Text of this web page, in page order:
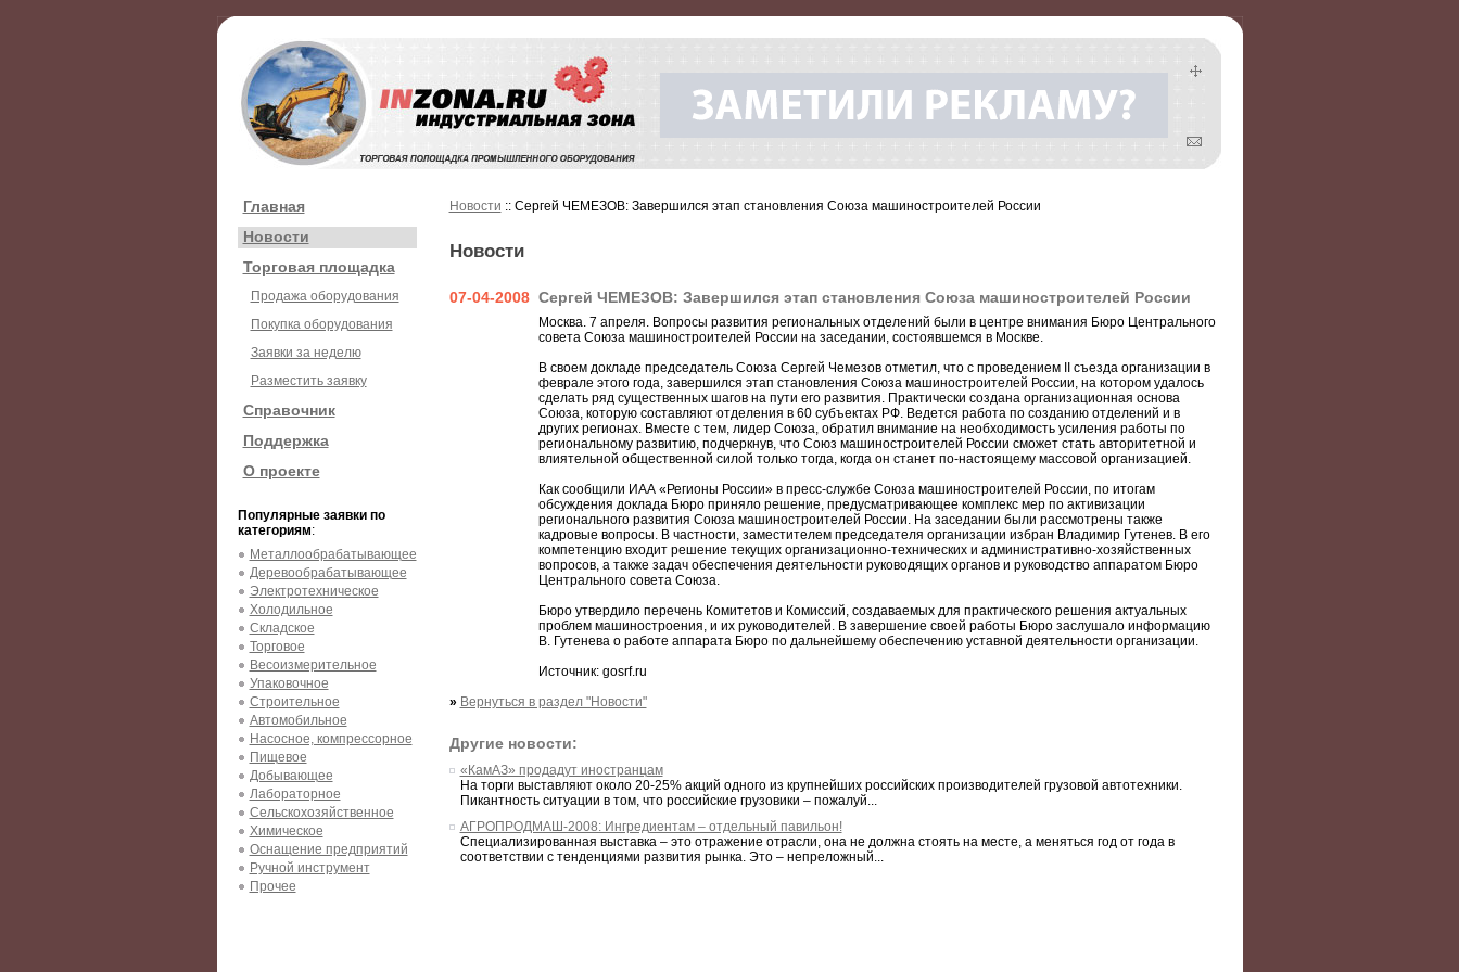
Главная
Новости
Торговая площадка
Продажа оборудования
Покупка оборудования
Заявки за неделю
Разместить заявку
Справочник
Поддержка
О проекте
Популярные заявки по
категориям:
Металлообрабатывающее
Деревообрабатывающее
Электротехническое
Холодильное
Складское
Торговое
Весоизмерительное
Упаковочное
Строительное
Автомобильное
Насосное, компрессорное
Пищевое
Добывающее
Лабораторное
Сельскохозяйственное
Химическое
Оснащение предприятий
Ручной инструмент
Прочее
Новости :: Сергей ЧЕМЕЗОВ: Завершился этап становления Союза машиностроителей России
Новости
07-04-2008 Сергей ЧЕМЕЗОВ: Завершился этап становления Союза машиностроителей России
Москва. 7 апреля. Вопросы развития региональных отделений были в центре внимания Бюро Центрального
совета Союза машиностроителей России на заседании, состоявшемся в Москве.
В своем докладе председатель Союза Сергей Чемезов отметил, что с проведением II съезда организации в
феврале этого года, завершился этап становления Союза машиностроителей России, на котором удалось
сделать ряд существенных шагов на пути его развития. Практически создана организационная основа
Союза, которую составляют отделения в 60 субъектах РФ. Ведется работа по созданию отделений и в
других регионах. Вместе с тем, лидер Союза, обратил внимание на необходимость усиления работы по
региональному развитию, подчеркнув, что Союз машиностроителей России сможет стать авторитетной и
влиятельной общественной силой только тогда, когда он станет по-настоящему массовой организацией.
Как сообщили ИАА «Регионы России» в пресс-службе Союза машиностроителей России, по итогам
обсуждения доклада Бюро приняло решение, предусматривающее комплекс мер по активизации
регионального развития Союза машиностроителей России. На заседании были рассмотрены также
кадровые вопросы. В частности, заместителем председателя организации избран Владимир Гутенев. В его
компетенцию входит решение текущих организационно-технических и административно-хозяйственных
вопросов, а также задач обеспечения деятельности руководящих органов и руководство аппаратом Бюро
Центрального совета Союза.
Бюро утвердило перечень Комитетов и Комиссий, создаваемых для практического решения актуальных
проблем машиностроения, и их руководителей. В завершение своей работы Бюро заслушало информацию
В. Гутенева о работе аппарата Бюро по дальнейшему обеспечению уставной деятельности организации.
Источник: gosrf.ru
» Вернуться в раздел "Новости"
Другие новости:
«КамАЗ» продадут иностранцам
На торги выставляют около 20-25% акций одного из крупнейших российских производителей грузовой автотехники.
Пикантность ситуации в том, что российские грузовики – пожалуй...
АГРОПРОДМАШ-2008: Ингредиентам – отдельный павильон!
Специализированная выставка – это отражение отрасли, она не должна стоять на месте, а меняться год от года в
соответствии с тенденциями развития рынка. Это – непреложный...